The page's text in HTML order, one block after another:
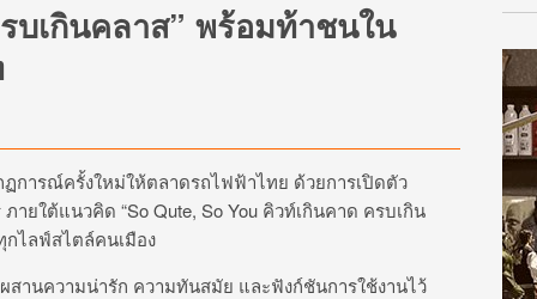
บเกินคลาส” พร้อมท้าชนใน
การณ์ครั้งใหม่ให้ตลาดรถไฟฟ้าไทย ด้วยการเปิดตัว
ายใต้แนวคิด “So Qute, So You คิวท์เกินคาด ครบเกิน
กไลฟ์สไตล์คนเมือง
านความน่ารัก ความทันสมัย และฟังก์ชันการใช้งานไว้